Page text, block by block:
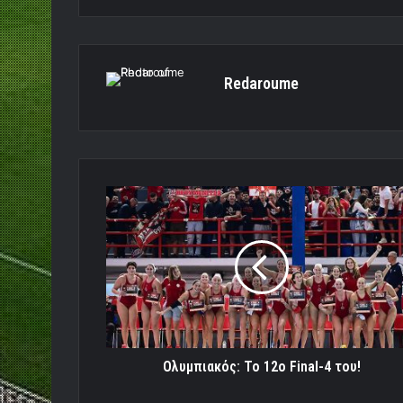
Redaroume
Ολυμπιακός:
Το
12ο
Final-
4
του!
Ολυμπιακός: Το 12ο Final-4 του!